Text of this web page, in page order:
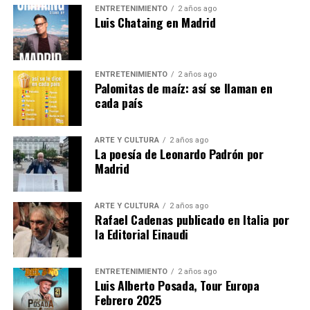
momento en que estará
acompañado por los escritores Karina Sáinz Borgo
y Juan Carlos Méndez Guédez,
escritura y la manera de entender la
poesía que signa el trabajo del autor caraqueño.
Las entradas están agotadas.
Se puede seguir en :
Presentación del libro «La difícil belleza de las
esquinas», de Leonardo Padrón
Emisión en directo | Instituto Cervantes
Nota
Post Views: 1.186
ENTRETENIMIENTO 2 años ago
Luis Chataing en Madrid
ENTRETENIMIENTO 2 años ago
Palomitas de maíz: así se llaman en
cada país
ARTE Y CULTURA 2 años ago
La poesía de Leonardo Padrón por
Madrid
ARTE Y CULTURA 2 años ago
Rafael Cadenas publicado en Italia por
la Editorial Einaudi
ENTRETENIMIENTO 2 años ago
Luis Alberto Posada, Tour Europa
Febrero 2025